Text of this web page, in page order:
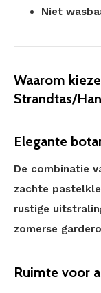
Niet
Waarom
Strandtas/
Elegante
De combinatie
zachte
rustige
zomerse
Ruimte voor